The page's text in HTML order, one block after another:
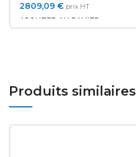
2809,09€ prix HT
AJOUTER AU PANIER
Produits similaires